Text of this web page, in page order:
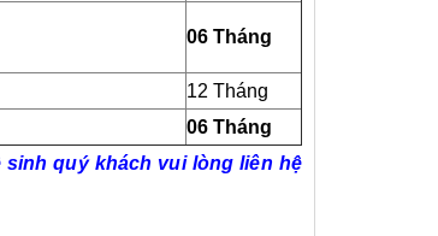
06 Tháng
12 Tháng
06 Tháng
quý khách vui lòng liên hệ